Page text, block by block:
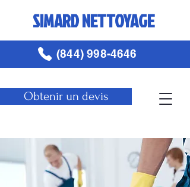
SIMARD NETTOYAGE
Obtenir un devis
(844) 998-4646